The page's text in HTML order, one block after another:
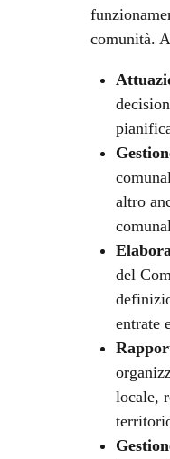
comunità.
altro
del
entrate
locale,